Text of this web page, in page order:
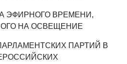
ЭФИРНОГО ВРЕМЕНИ,
НА ОСВЕЩЕНИЕ
ПАРТИЙ В